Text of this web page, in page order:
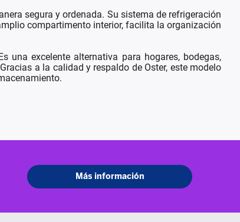
segura y ordenada. Su sistema de refrigeración
compartimento interior, facilita la organización
una excelente alternativa para hogares, bodegas,
a la calidad y respaldo de Oster, este modelo